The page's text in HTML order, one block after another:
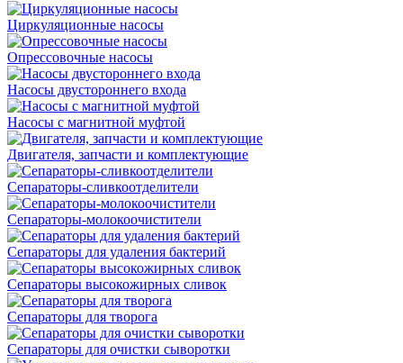
Циркуляционные насосы
Опрессовочные насосы
Насосы двустороннего входа
Насосы с магнитной муфтой
Двигателя, запчасти и комплектующие
Сепараторы-сливкоотделители
Сепараторы-молокоочистители
Сепараторы для удаления бактерий
Сепараторы высокожирных сливок
Сепараторы для творога
Сепараторы для очистки сыворотки